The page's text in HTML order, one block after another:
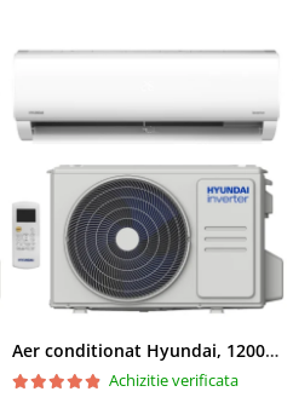
Aer conditionat Hyundai, 12000 BTU, Clasa A++/A+, Inverter, kit Wi-Fi inclus
Achizitie verificata